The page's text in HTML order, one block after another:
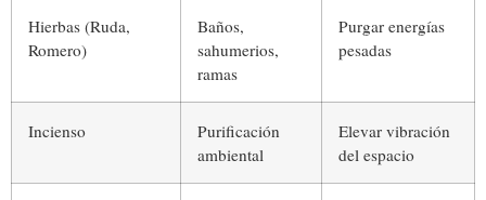
Hierbas (Ruda,
Romero)
Baños,
sahumerios,
ramas
Purgar energías
pesadas
Incienso
Purificación
ambiental
Elevar vibración
del espacio